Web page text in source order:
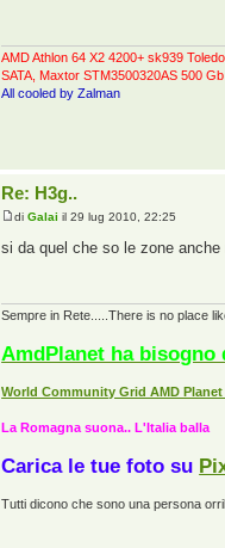
AMD Athlon 64 X2 4200+ sk939
SATA, Maxtor STM3500320AS 500
All cooled by Zalman
Re: H3g..
diGalai il 29 lug 2010, 22:25
si da quel che so le zone anche
Sempre in Rete.....There is no place
AmdPlanet ha bisogno
World Community Grid AMD Planet
La Romagna suona.. L'Italia balla
Carica le tue foto su
Tutti dicono che sono una persona